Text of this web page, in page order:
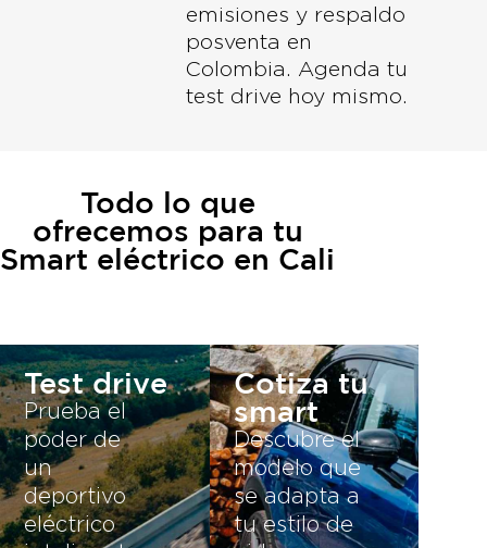
emisiones y respaldo
posventa en
Colombia. Agenda tu
test drive hoy mismo.
Todo lo que
ofrecemos para tu
Smart eléctrico en Cali
Test drive
Prueba el
poder de
un
deportivo
eléctrico
Cotiza tu
smart
Descubre el
modelo que
se adapta a
tu estilo de